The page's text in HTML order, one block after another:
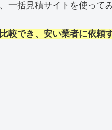
一括見積サイトを使って
較でき、安い業者に依頼